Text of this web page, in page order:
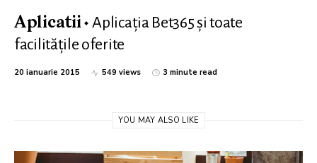
Aplicatii
Aplicaţia Bet365 şi toate
facilităţile oferite
20 ianuarie 2015 549 views 3 minute read
YOU MAY ALSO LIKE